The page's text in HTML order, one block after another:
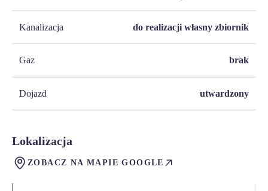
Kanalizacja do realizacji własny zbiornik
Gaz brak
Dojazd utwardzony
Lokalizacja
ZOBACZ NA MAPIE GOOGLE